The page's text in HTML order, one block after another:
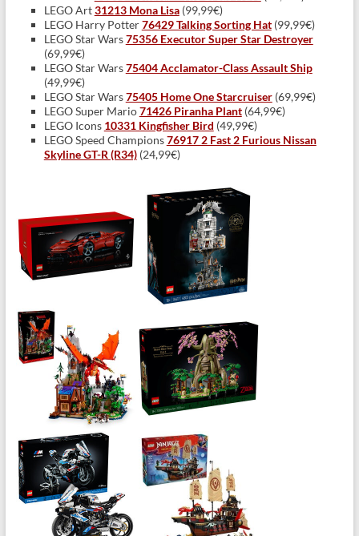
LEGO Art31213 Mona Lisa(99,99€)
LEGO Harry Potter76429 Talking Sorting Hat(99,99€)
LEGO Star Wars75356 Executor Super Star Destroyer
(69,99€)
LEGO Star Wars75404 Acclamator-Class Assault Ship
(49,99€)
LEGO Star Wars75405 Home One Starcruiser(69,99€)
LEGO Super Mario71426 Piranha Plant(64,99€)
LEGO Icons 10331 Kingfisher Bird (49,99€)
LEGO Speed Champions76917 2 Fast 2 Furious Nissan
Skyline GT-R (R34)(24,99€)